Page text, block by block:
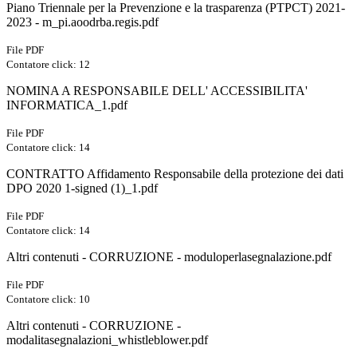
Piano Triennale per la Prevenzione e la trasparenza (PTPCT) 2021-
2023 - m_pi.aoodrba.regis.pdf
File PDF
Contatore click: 12
NOMINA A RESPONSABILE DELL' ACCESSIBILITA'
INFORMATICA_1.pdf
File PDF
Contatore click: 14
CONTRATTO Affidamento Responsabile della protezione dei dati
DPO 2020 1-signed (1)_1.pdf
File PDF
Contatore click: 14
Altri contenuti - CORRUZIONE - moduloperlasegnalazione.pdf
File PDF
Contatore click: 10
Altri contenuti - CORRUZIONE -
modalitasegnalazioni_whistleblower.pdf